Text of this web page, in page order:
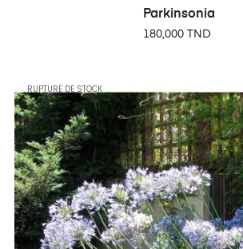
Parkinsonia
Prix
180,000 TND
RUPTURE DE STOCK